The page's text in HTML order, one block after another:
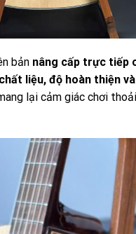
bản nâng cấp trực tiếp
liệu, độ hoàn thiện
lại cảm giác chơi